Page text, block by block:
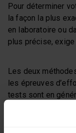
Pour déterminer
la façon la plus
en laboratoire ou
plus précise,
Les deux
les épreuves
tests sont en